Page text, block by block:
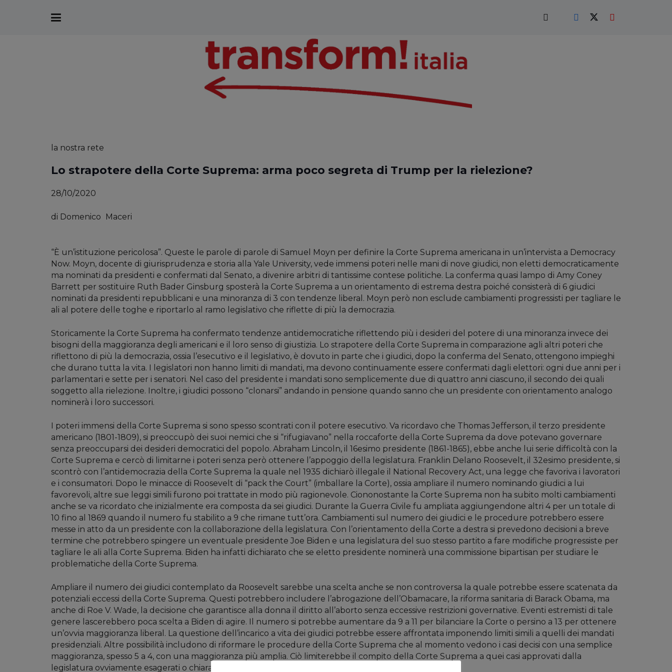
la nostra rete
Lo strapotere della Corte Suprema: arma poco segreta di Trump per la rielezione?
28/10/2020
di Domenico Maceri
“È un’istituzione pericolosa”. Queste le parole di parole di Samuel Moyn per definire la Corte Suprema americana in un’intervista a Democracy
Now. Moyn, docente di giurisprudenza e storia alla Yale University, vede immensi poteri nelle mani di nove giudici, non eletti democraticamente
ma nominati da presidenti e confermati dal Senato, a divenire arbitri di tantissime contese politiche. La conferma quasi lampo di Amy Coney
Barrett per sostituire Ruth Bader Ginsburg sposterà la Corte Suprema a un orientamento di estrema destra poiché consisterà di 6 giudici
nominati da presidenti repubblicani e una minoranza di 3 con tendenze liberal. Moyn però non esclude cambiamenti progressisti per tagliare le
ali al potere delle toghe e riportarlo al ramo legislativo che riflette di più la democrazia.
Storicamente la Corte Suprema ha confermato tendenze antidemocratiche riflettendo più i desideri del potere di una minoranza invece dei
bisogni della maggioranza degli americani e il loro senso di giustizia. Lo strapotere della Corte Suprema in comparazione agli altri poteri che
riflettono di più la democrazia, ossia l’esecutivo e il legislativo, è dovuto in parte che i giudici, dopo la conferma del Senato, ottengono impieghi
che durano tutta la vita. I legislatori non hanno limiti di mandati, ma devono continuamente essere confermati dagli elettori: ogni due anni per i
parlamentari e sette per i senatori. Nel caso del presidente i mandati sono semplicemente due di quattro anni ciascuno, il secondo dei quali
soggetto alla rielezione. Inoltre, i giudici possono “clonarsi” andando in pensione quando sanno che un presidente con orientamento analogo
nominerà i loro successori.
I poteri immensi della Corte Suprema si sono spesso scontrati con il potere esecutivo. Va ricordavo che Thomas Jefferson, il terzo presidente
americano (1801-1809), si preoccupò dei suoi nemici che si “rifugiavano” nella roccaforte della Corte Suprema da dove potevano governare
senza preoccuparsi dei desideri democratici del popolo. Abraham Lincoln, il 16esimo presidente (1861-1865), ebbe anche lui serie difficoltà con la
Corte Suprema e cercò di limitarne i poteri senza però ottenere l’appoggio della legislatura. Franklin Delano Roosevelt, il 32esimo presidente, si
scontrò con l’antidemocrazia della Corte Suprema la quale nel 1935 dichiarò illegale il National Recovery Act, una legge che favoriva i lavoratori
e i consumatori. Dopo le minacce di Roosevelt di “pack the Court” (imballare la Corte), ossia ampliare il numero nominando giudici a lui
favorevoli, altre sue leggi simili furono poi trattate in modo più ragionevole. Ciononostante la Corte Suprema non ha subito molti cambiamenti
anche se va ricordato che inizialmente era composta da sei giudici. Durante la Guerra Civile fu ampliata aggiungendone altri 4 per un totale di
10 fino al 1869 quando il numero fu stabilito a 9 che rimane tutt’ora. Cambiamenti sul numero dei giudici e le procedure potrebbero essere
messe in atto da un presidente con la collaborazione della legislatura. Con l’orientamento della Corte a destra si prevedono decisioni a breve
termine che potrebbero spingere un eventuale presidente Joe Biden e una legislatura del suo stesso partito a fare modifiche progressiste per
tagliare le ali alla Corte Suprema. Biden ha infatti dichiarato che se eletto presidente nominerà una commissione bipartisan per studiare le
problematiche della Corte Suprema.
Ampliare il numero dei giudici contemplato da Roosevelt sarebbe una scelta anche se non controversa la quale potrebbe essere scatenata da
potenziali eccessi della Corte Suprema. Questi potrebbero includere l’abrogazione dell’Obamacare, la riforma sanitaria di Barack Obama, ma
anche di Roe V. Wade, la decisione che garantisce alla donna il diritto all’aborto senza eccessive restrizioni governative. Eventi estremisti di tale
genere lascerebbero poca scelta a Biden di agire. Il numero si potrebbe aumentare da 9 a 11 per bilanciare la Corte o persino a 13 per ottenere
un’ovvia maggioranza liberal. La questione dell’incarico a vita dei giudici potrebbe essere affrontata imponendo limiti simili a quelli dei mandati
presidenziali. Altre possibilità includono di riformare le procedure della Corte Suprema che al momento vedono i casi decisi con una semplice
maggioranza, spesso 5 a 4, con una maggioranza più amplia. Ciò limiterebbe il compito della Corte Suprema a quei casi approvati dalla
legislatura ovviamente esagerati o chiaramente illegali.